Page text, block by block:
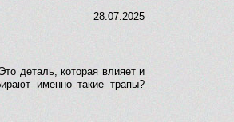
28.07.2025
деталь, которая влияет и
именно такие трапы?